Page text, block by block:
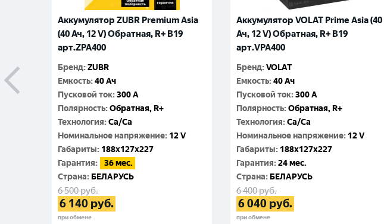
Аккумулятор ZUBR Premium Asia
(40 Ач, 12 V) Обратная, R+ B19
арт.ZPA400
Бренд:ZUBR
Емкость:40 Ач
Пусковой ток:300 A
Полярность:Обратная, R+
Технология:Ca/Ca
Номинальное напряжение: 12 V
Габариты: 188x127x227
Гарантия:
36 мес.
Cтрана: БЕЛАРУСЬ
6 500руб.
6 140 руб.
при обмене
Аккумулятор VOLAT Prime Asia (40
Ач, 12 V) Обратная, R+ B19
арт.VPA400
Бренд:VOLAT
Емкость:40 Ач
Пусковой ток:300 A
Полярность:Обратная, R+
Технология:Ca/Ca
Номинальное напряжение: 12 V
Габариты: 188x127x227
Гарантия:24 мес.
Cтрана: БЕЛАРУСЬ
6 400руб.
6 040 руб.
при обмене